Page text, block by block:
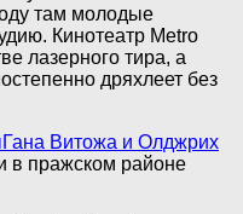
там молодые
Кинотеатр Metro
лазерного тира, а
дряхлеет без
Гана Витожа и Олджрих
в пражском районе